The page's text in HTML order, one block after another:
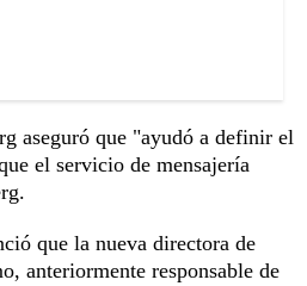
aseguró que "ayudó a definir el
el servicio de mensajería
que la nueva directora de
anteriormente responsable de